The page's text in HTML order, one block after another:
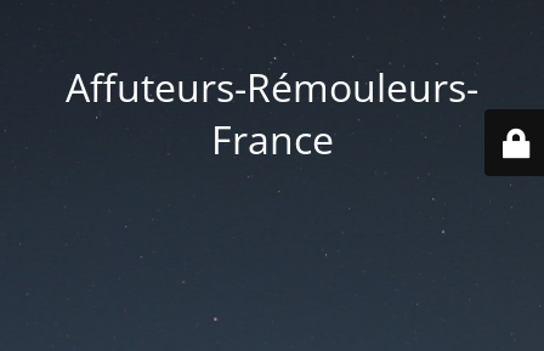
Affuteurs-Rémouleurs-
France